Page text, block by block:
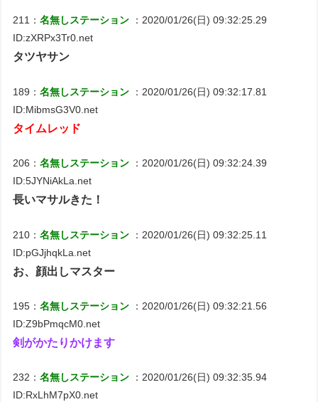
211：名無しステーション
：2020/01/26(日) 09:32:25.29
ID:zXRPx3Tr0.net
タツヤサン
189：名無しステーション
：2020/01/26(日) 09:32:17.81
ID:MibmsG3V0.net
タイムレッド
206：名無しステーション
：2020/01/26(日) 09:32:24.39
ID:5JYNiAkLa.net
長いマサルきた！
210：名無しステーション
：2020/01/26(日) 09:32:25.11
ID:pGJjhqkLa.net
お、顔出しマスター
195：名無しステーション
：2020/01/26(日) 09:32:21.56
ID:Z9bPmqcM0.net
剣がかたりかけます
232：名無しステーション
：2020/01/26(日) 09:32:35.94
ID:RxLhM7pX0.net